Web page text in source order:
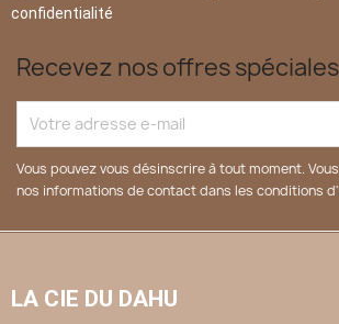
confidentialité
Recevez nos offres spéciales
Vous pouvez vous désinscrire à tout moment.
nos informations de contact dans les conditions
LA CIE DU DAHU